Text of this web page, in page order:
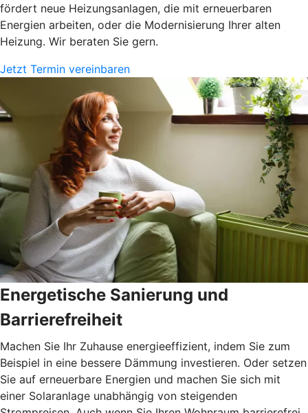
fördert neue Heizungsanlagen, die mit erneuerbaren
Energien arbeiten, oder die Modernisierung Ihrer alten
Heizung. Wir beraten Sie gern.
Jetzt Termin vereinbaren
Energetische Sanierung und
Barrierefreiheit
Machen Sie Ihr Zuhause energieeffizient, indem Sie zum
Beispiel in eine bessere Dämmung investieren. Oder setzen
Sie auf erneuerbare Energien und machen Sie sich mit
einer Solaranlage unabhängig von steigenden